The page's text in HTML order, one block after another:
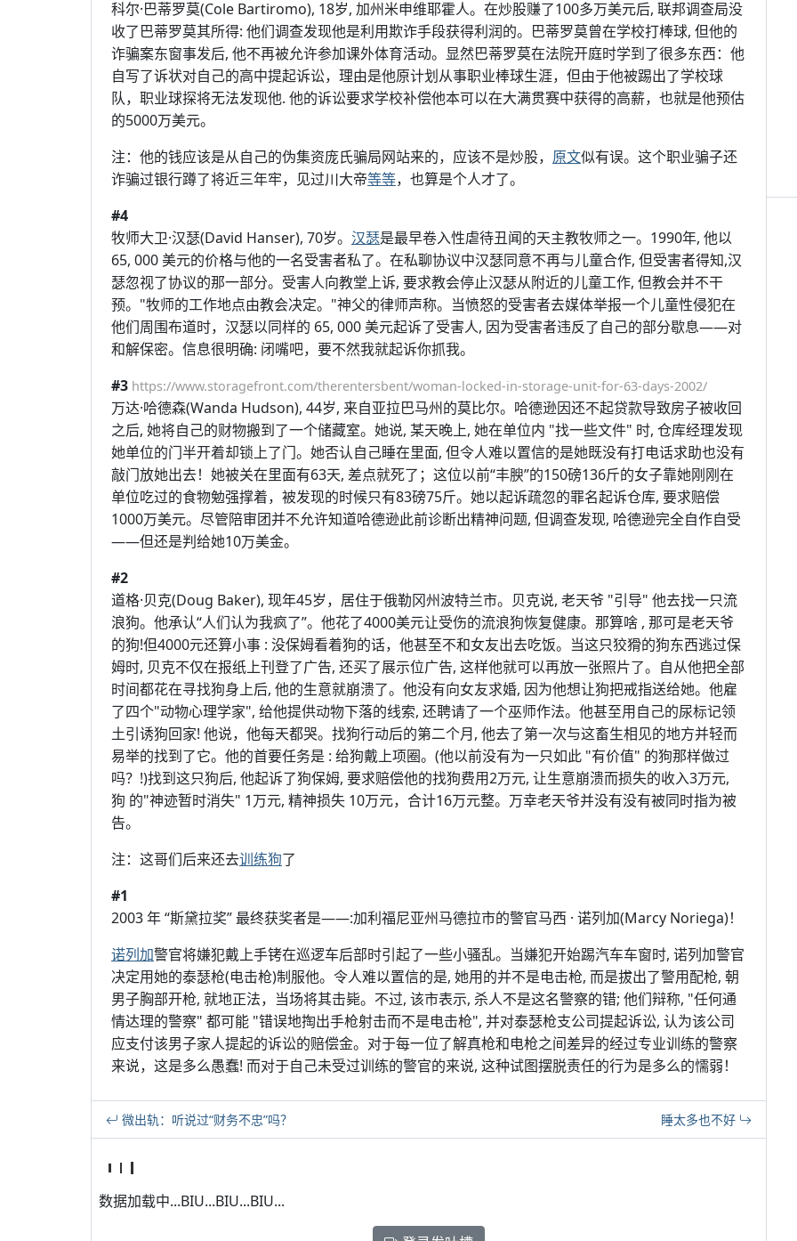
科尔·巴蒂罗莫(Cole Bartiromo), 18岁, 加州米申维耶霍人。在炒股赚了100多万美元后, 联邦调查局没
收了巴蒂罗莫其所得: 他们调查发现他是利用欺诈手段获得利润的。巴蒂罗莫曾在学校打棒球, 但他的
诈骗案东窗事发后, 他不再被允许参加课外体育活动。显然巴蒂罗莫在法院开庭时学到了很多东西：他
自写了诉状对自己的高中提起诉讼，理由是他原计划从事职业棒球生涯，但由于他被踢出了学校球
队，职业球探将无法发现他. 他的诉讼要求学校补偿他本可以在大满贯赛中获得的高薪，也就是他预估
的5000万美元。
注：他的钱应该是从自己的伪集资庞氏骗局网站来的，应该不是炒股， 原文似有误。这个职业骗子还
诈骗过银行蹲了将近三年牢，见过川大帝等等，也算是个人才了。
#4
牧师大卫·汉瑟(David Hanser), 70岁。 汉瑟是最早卷入性虐待丑闻的天主教牧师之一。1990年, 他以
65, 000 美元的价格与他的一名受害者私了。在私聊协议中汉瑟同意不再与儿童合作, 但受害者得知,汉
瑟忽视了协议的那一部分。受害人向教堂上诉, 要求教会停止汉瑟从附近的儿童工作, 但教会并不干
预。"牧师的工作地点由教会决定。"神父的律师声称。当愤怒的受害者去媒体举报一个儿童性侵犯在
他们周围布道时，汉瑟以同样的 65, 000 美元起诉了受害人, 因为受害者违反了自己的部分歇息——对
和解保密。信息很明确: 闭嘴吧，要不然我就起诉你抓我。
#3 https://www.storagefront.com/therentersbent/woman-locked-in-storage-unit-for-63-days-2002/
万达·哈德森(Wanda Hudson), 44岁, 来自亚拉巴马州的莫比尔。哈德逊因还不起贷款导致房子被收回
之后, 她将自己的财物搬到了一个储藏室。她说, 某天晚上, 她在单位内 "找一些文件" 时, 仓库经理发现
她单位的门半开着却锁上了门。她否认自己睡在里面, 但令人难以置信的是她既没有打电话求助也没有
敲门放她出去！她被关在里面有63天, 差点就死了；这位以前“丰腴”的150磅136斤的女子靠她刚刚在
单位吃过的食物勉强撑着，被发现的时候只有83磅75斤。她以起诉疏忽的罪名起诉仓库, 要求赔偿
1000万美元。尽管陪审团并不允许知道哈德逊此前诊断出精神问题, 但调查发现, 哈德逊完全自作自受
——但还是判给她10万美金。
#2
道格·贝克(Doug Baker), 现年45岁，居住于俄勒冈州波特兰市。贝克说, 老天爷 "引导" 他去找一只流
浪狗。他承认“人们认为我疯了”。他花了4000美元让受伤的流浪狗恢复健康。那算啥 , 那可是老天爷
的狗!但4000元还算小事 : 没保姆看着狗的话，他甚至不和女友出去吃饭。当这只狡猾的狗东西逃过保
姆时, 贝克不仅在报纸上刊登了广告, 还买了展示位广告, 这样他就可以再放一张照片了。自从他把全部
时间都花在寻找狗身上后, 他的生意就崩溃了。他没有向女友求婚, 因为他想让狗把戒指送给她。他雇
了四个"动物心理学家", 给他提供动物下落的线索, 还聘请了一个巫师作法。他甚至用自己的尿标记领
土引诱狗回家! 他说，他每天都哭。找狗行动后的第二个月, 他去了第一次与这畜生相见的地方并轻而
易举的找到了它。他的首要任务是 : 给狗戴上项圈。(他以前没有为一只如此 "有价值" 的狗那样做过
吗？!)找到这只狗后, 他起诉了狗保姆, 要求赔偿他的找狗费用2万元, 让生意崩溃而损失的收入3万元,
狗 的"神迹暂时消失" 1万元, 精神损失 10万元，合计16万元整。万幸老天爷并没有没有被同时指为被
告。
注：这哥们后来还去训练狗了
#1
2003 年 “斯黛拉奖” 最终获奖者是——:加利福尼亚州马德拉市的警官马西 · 诺列加(Marcy Noriega)！
诺列加警官将嫌犯戴上手铐在巡逻车后部时引起了一些小骚乱。当嫌犯开始踢汽车车窗时, 诺列加警官
决定用她的泰瑟枪(电击枪)制服他。令人难以置信的是, 她用的并不是电击枪, 而是拔出了警用配枪, 朝
男子胸部开枪, 就地正法，当场将其击毙。不过, 该市表示, 杀人不是这名警察的错; 他们辩称, "任何通
情达理的警察" 都可能 "错误地掏出手枪射击而不是电击枪", 并对泰瑟枪支公司提起诉讼, 认为该公司
应支付该男子家人提起的诉讼的赔偿金。对于每一位了解真枪和电枪之间差异的经过专业训练的警察
来说，这是多么愚蠢! 而对于自己未受过训练的警官的来说, 这种试图摆脱责任的行为是多么的懦弱！
微出轨：听说过“财务不忠”吗？ 睡太多也不好
数据加载中...BIU...BIU...BIU...